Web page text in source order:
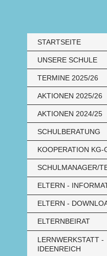
STARTSEITE
UNSERE SCHULE
TERMINE 2025/26
AKTIONEN 2025/26
AKTIONEN 2024/25
SCHULBERATUNG
KOOPERATION KG-
SCHULMANAGER/
ELTERN -
ELTERN -
ELTERNBEIRAT
LERNWERKSTATT -
IDEENREICH